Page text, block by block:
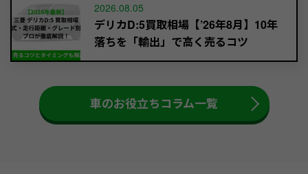
2026.08.05
デリカD:5買取相場【’26年8月】10年
落ちを「輸出」で高く売るコツ
車のお役立ちコラム一覧